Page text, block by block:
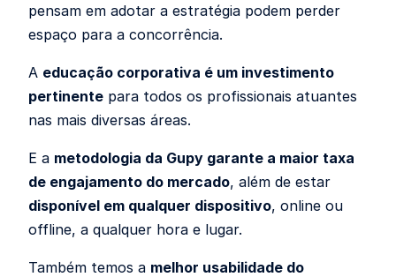
pensam em adotar a estratégia podem perder
espaço para a concorrência.
A educação corporativa é um investimento
pertinente para todos os profissionais atuantes
nas mais diversas áreas.
E a metodologia da Gupy garante a maior taxa
de engajamento do mercado, além de estar
disponível em qualquer dispositivo, online ou
offline, a qualquer hora e lugar.
Também temos a melhor usabilidade do